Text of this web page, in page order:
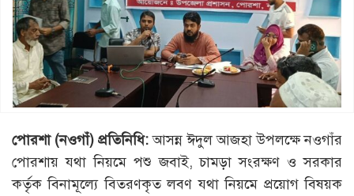
পোরশা (নওগাঁ) প্রতিনিধি:আসন্ন ঈদুল আজহা উপলক্ষে নওগাঁর
পোরশায় যথা নিয়মে পশু জবাই, চামড়া সংরক্ষণ ও সরকার
কর্তৃক বিনামূল্যে বিতরণকৃত লবণ যথা নিয়মে প্রয়োগ বিষয়ক